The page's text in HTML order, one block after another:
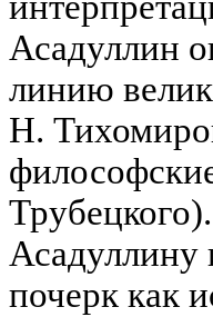
Асадуллин
линию
Н.
Асадуллину
почерк как